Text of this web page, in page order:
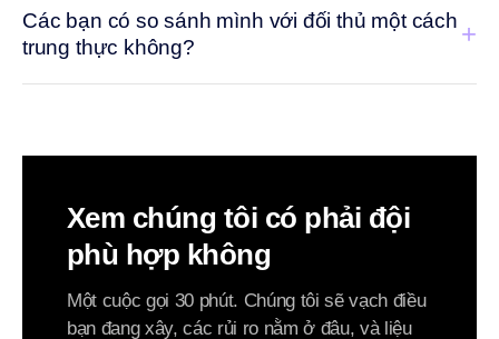
Các bạn có so sánh mình với đối thủ một cách
trung thực không?
+
Xem chúng tôi có phải đội
phù hợp không
Một cuộc gọi 30 phút. Chúng tôi sẽ vạch điều
bạn đang xây, các rủi ro nằm ở đâu, và liệu